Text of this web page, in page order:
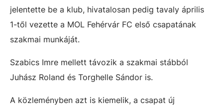
jelentette be a klub, hivatalosan pedig tavaly április
1-től vezette a MOL Fehérvár FC első csapatának
szakmai munkáját.
Szabics Imre mellett távozik a szakmai stábból
Juhász Roland és Torghelle Sándor is.
A közleményben azt is kiemelik, a csapat új